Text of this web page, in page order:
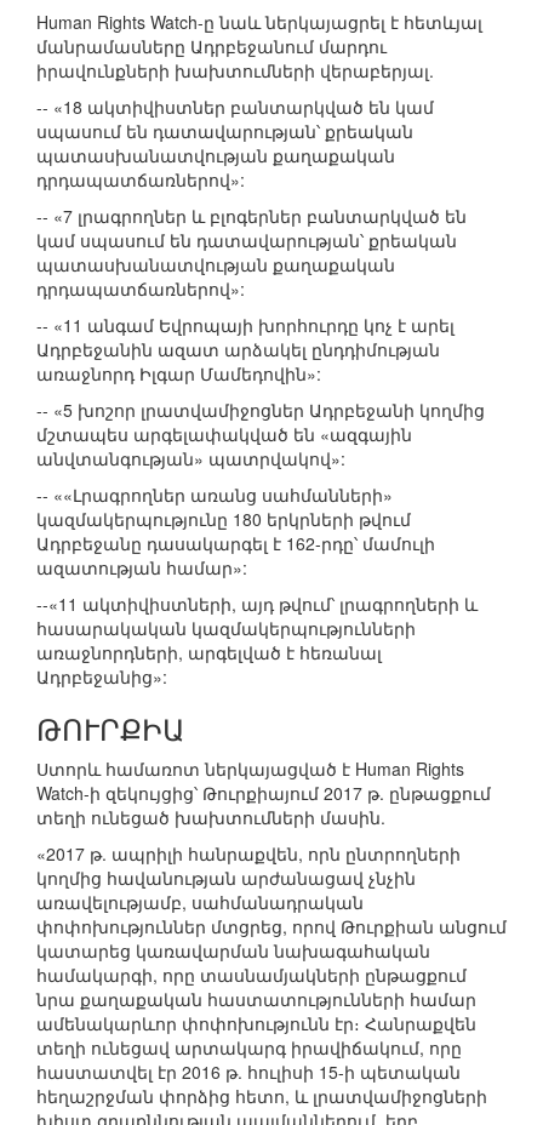
Human Rights Watch-ը նաև ներկայացրել է հետևյալ
մանրամասները Ադրբեջանում մարդու
իրավունքների խախտումների վերաբերյալ.
-- «18 ակտիվիստներ բանտարկված են կամ
սպասում են դատավարության՝ քրեական
պատասխանատվության քաղաքական
դրդապատճառներով»:
-- «7 լրագրողներ և բլոգերներ բանտարկված են
կամ սպասում են դատավարության՝ քրեական
պատասխանատվության քաղաքական
դրդապատճառներով»:
-- «11 անգամ Եվրոպայի խորհուրդը կոչ է արել
Ադրբեջանին ազատ արձակել ընդդիմության
առաջնորդ Իլգար Մամեդովին»:
-- «5 խոշոր լրատվամիջոցներ Ադրբեջանի կողմից
մշտապես արգելափակված են «ազգային
անվտանգության» պատրվակով»:
-- ««Լրագրողներ առանց սահմանների»
կազմակերպությունը 180 երկրների թվում
Ադրբեջանը դասակարգել է 162-րդը՝ մամուլի
ազատության համար»:
--«11 ակտիվիստների, այդ թվում՝ լրագրողների և
հասարակական կազմակերպությունների
առաջնորդների, արգելված է հեռանալ
Ադրբեջանից»:
ԹՈՒՐՔԻԱ
Ստորև համառոտ ներկայացված է Human Rights
Watch-ի զեկույցից՝ Թուրքիայում 2017 թ. ընթացքում
տեղի ունեցած խախտումների մասին.
«2017 թ. ապրիլի հանրաքվեն, որն ընտրողների
կողմից հավանության արժանացավ չնչին
առավելությամբ, սահմանադրական
փոփոխություններ մտցրեց, որով Թուրքիան անցում
կատարեց կառավարման նախագահական
համակարգի, որը տասնամյակների ընթացքում
նրա քաղաքական հաստատությունների համար
ամենակարևոր փոփոխությունն էր։ Հանրաքվեն
տեղի ունեցավ արտակարգ իրավիճակում, որը
հաստատվել էր 2016 թ. հուլիսի 15-ի պետական
հեղաշրջման փորձից հետո, և լրատվամիջոցների